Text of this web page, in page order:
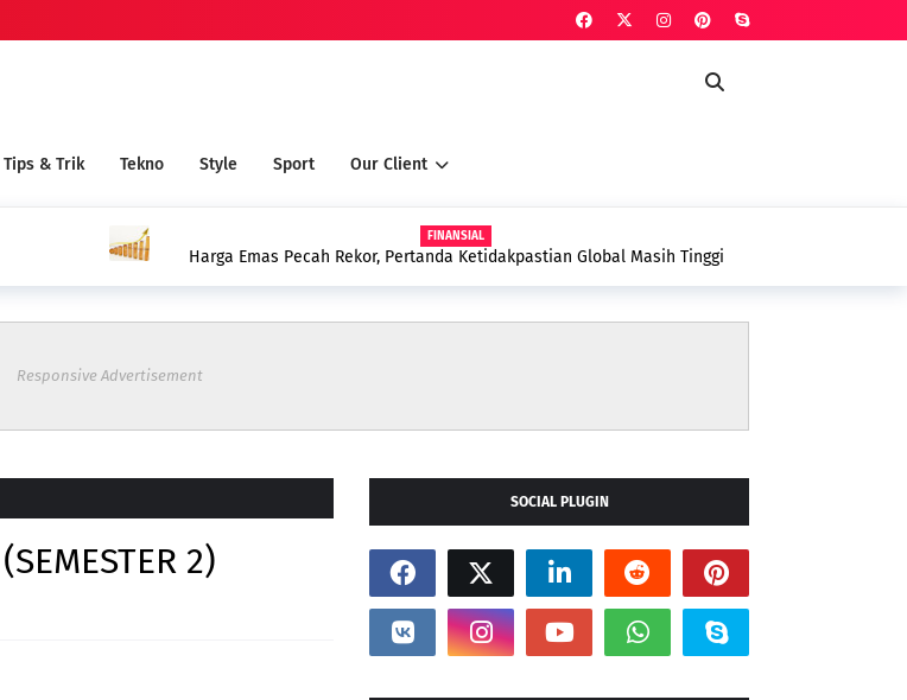
Tips & Trik Tekno Style Sport Our Client
FINANSIAL
Harga Emas Pecah Rekor, Pertanda Ketidakpastian Global Masih Tinggi
Responsive Advertisement
2)
SOCIAL PLUGIN